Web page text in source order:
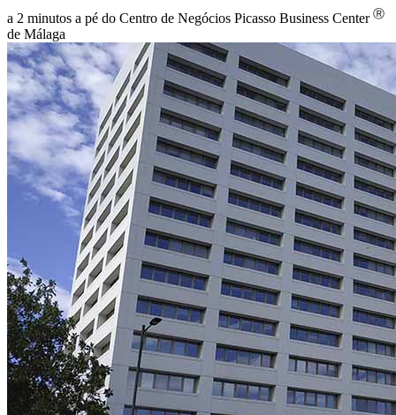
a 2 minutos a pé do Centro de Negócios Picasso Business Center Ⓡ
de Málaga